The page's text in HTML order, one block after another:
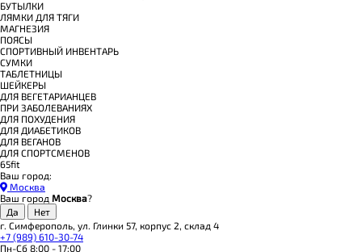
БУТЫЛКИ
ЛЯМКИ ДЛЯ ТЯГИ
МАГНЕЗИЯ
ПОЯСЫ
СПОРТИВНЫЙ ИНВЕНТАРЬ
СУМКИ
ТАБЛЕТНИЦЫ
ШЕЙКЕРЫ
ДЛЯ ВЕГЕТАРИАНЦЕВ
ПРИ ЗАБОЛЕВАНИЯХ
ДЛЯ ПОХУДЕНИЯ
ДЛЯ ДИАБЕТИКОВ
ДЛЯ ВЕГАНОВ
ДЛЯ СПОРТСМЕНОВ
65fit
Ваш город:
Москва
Ваш город Москва?
г. Симферополь, ул. Глинки 57, корпус 2, склад 4
+7 (989) 610-30-74
Пн-Сб 8:00 - 17:00